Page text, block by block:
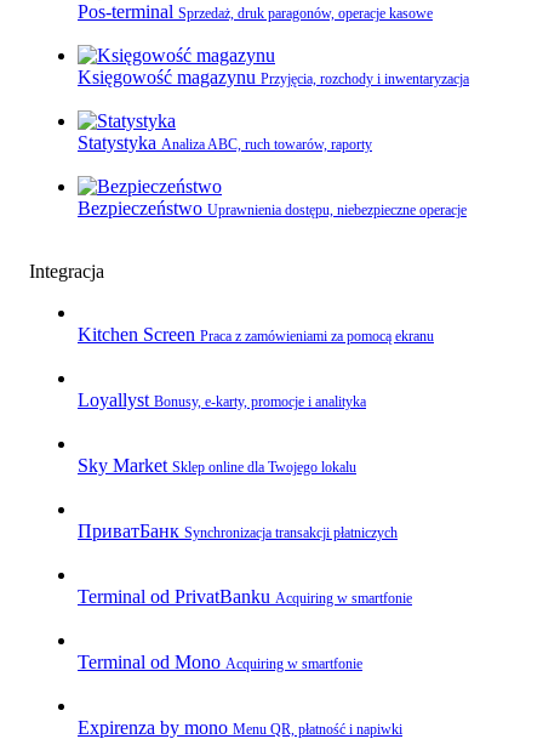
Pos-terminal Sprzedaż, druk paragonów, operacje kasowe
Księgowość magazynu Przyjęcia, rozchody i inwentaryzacja
Statystyka Analiza ABC, ruch towarów, raporty
Bezpieczeństwo Uprawnienia dostępu, niebezpieczne operacje
Integracja
Kitchen Screen Praca z zamówieniami za pomocą ekranu
Loyallyst Bonusy, e‑karty, promocje i analityka
Sky Market Sklep online dla Twojego lokalu
ПриватБанк Synchronizacja transakcji płatniczych
Terminal od PrivatBanku Acquiring w smartfonie
Terminal od Mono Acquiring w smartfonie
Expirenza by mono Menu QR, płatność i napiwki